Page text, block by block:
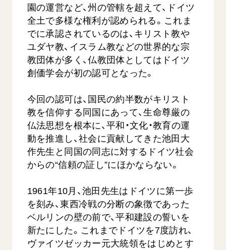
【被爆証言】母子で受け継ぐ「ナガサキの
心」 長崎県 吉岡加…
2026.08.09
証言 長崎
園の運営など、州の管轄を超えて、ドイツ
全土で多様な権利が認められる。これま
でに承認されているのは、キリスト教や
ユダヤ教、イスラム教などの世界的な宗
教団体が多く、仏教団体としてはドイツ
創価学会が初の認可となった。
今回の認可は、国民の約半数がキリスト
教を信仰する同国にあって、生命尊厳の
仏法思想を根本に、平和・文化・教育の運
動を推進し、社会に貢献してきた池田大
作先生と同国の同志に対するドイツ社会
からの“信頼の証し”にほかならない。
1961年10月、池田先生はドイツに第一歩
を刻み、東西冷戦の分断の象徴であった
ベルリンの壁の前で、平和建設の誓いを
新たにした。これまでドイツを7度訪れ、
ヴァイツゼッカー元大統領をはじめとす